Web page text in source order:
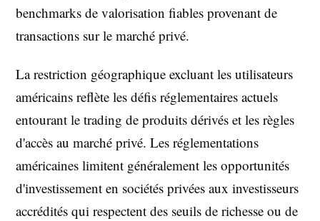
benchmarks de valorisation fiables provenant de
transactions sur le marché privé.
La restriction géographique excluant les utilisateurs
américains reflète les défis réglementaires actuels
entourant le trading de produits dérivés et les règles
d'accès au marché privé. Les réglementations
américaines limitent généralement les opportunités
d'investissement en sociétés privées aux investisseurs
accrédités qui respectent des seuils de richesse ou de